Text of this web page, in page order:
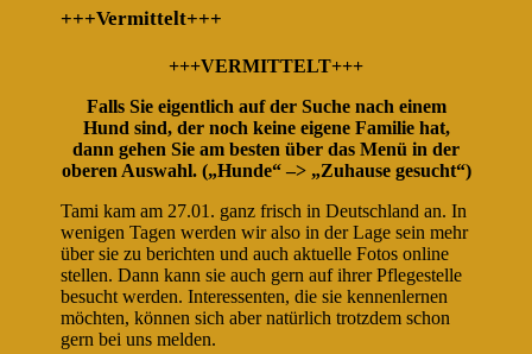
+++Vermittelt+++
+++VERMITTELT+++
Falls Sie eigentlich auf der Suche nach einem
Hund sind, der noch keine eigene Familie hat,
dann gehen Sie am besten über das Menü in der
oberen Auswahl. („Hunde“ –> „Zuhause gesucht“)
Tami kam am 27.01. ganz frisch in Deutschland an. In
wenigen Tagen werden wir also in der Lage sein mehr
über sie zu berichten und auch aktuelle Fotos online
stellen. Dann kann sie auch gern auf ihrer Pflegestelle
besucht werden. Interessenten, die sie kennenlernen
möchten, können sich aber natürlich trotzdem schon
gern bei uns melden.